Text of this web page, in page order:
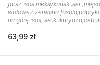
farsz :sos meksykański,ser
wołowe,czerwona
na górę :sos,
63,99 zł